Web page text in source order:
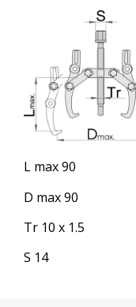
L max 90
D max 90
Tr 10 x 1.5
S 14